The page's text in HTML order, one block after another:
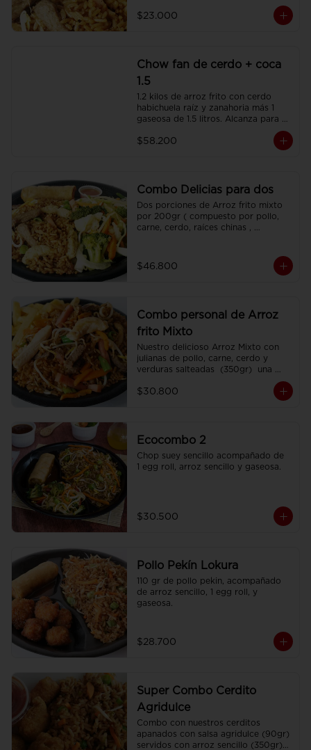
$23.000
Chow fan de cerdo + coca
1.5
1.2 kilos de arroz frito con cerdo
habichuela raíz y zanahoria más 1
gaseosa de 1.5 litros. Alcanza para 3
$58.200
Combo Delicias para dos
Dos porciones de Arroz frito mixto
por 200gr ( compuesto por pollo,
carne, cerdo, raíces chinas ,
200 gr , 2 Egg Roll  y 2 Coca Colas
Pet 400 ml.
$46.800
Combo personal de Arroz
frito Mixto
Nuestro delicioso Arroz Mixto con
julianas de pollo, carne, cerdo y
verduras salteadas  (350gr)  una
CocaCola pet 250ml.
$30.800
Ecocombo 2
Chop suey sencillo acompañado de
1 egg roll, arroz sencillo y gaseosa.
$30.500
Pollo Pekín Lokura
110 gr de pollo pekin, acompañado
de arroz sencillo, 1 egg roll, y
gaseosa.
$28.700
Super Combo Cerdito
Agridulce
Combo con nuestros cerditos
apanados con salsa agridulce (90gr)
servidos con arroz sencillo (350gr)